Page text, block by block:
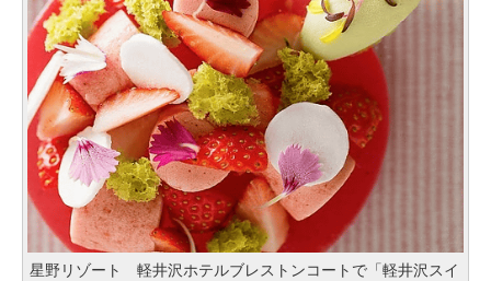
星野リゾート 軽井沢ホテルブレストンコートで「軽井沢スイ